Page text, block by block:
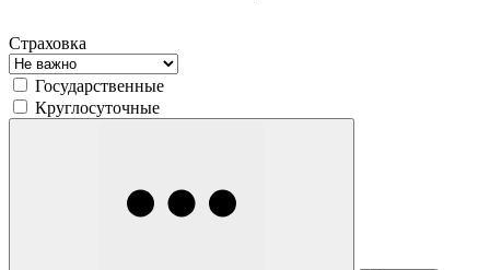
Страховка
Государственные
Круглосуточные